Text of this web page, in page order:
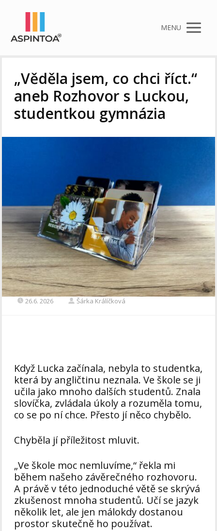
MENU
„Věděla jsem, co chci říct.“
aneb Rozhovor s Luckou,
studentkou gymnázia
26.6. 2026 Šárka Králíčková
Když Lucka začínala, nebyla to studentka,
která by angličtinu neznala. Ve škole se ji
učila jako mnoho dalších studentů. Znala
slovíčka, zvládala úkoly a rozuměla tomu,
co se po ní chce. Přesto jí něco chybělo.
Chyběla jí příležitost mluvit.
„Ve škole moc nemluvíme,“ řekla mi
během našeho závěrečného rozhovoru.
A právě v této jednoduché větě se skrývá
zkušenost mnoha studentů. Učí se jazyk
několik let, ale jen málokdy dostanou
prostor skutečně ho používat.